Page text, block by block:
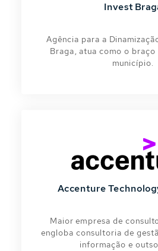
Invest
Agência para a
Braga, atua como o
município.
Accenture
Maior empresa de
engloba consultoria de
informação e